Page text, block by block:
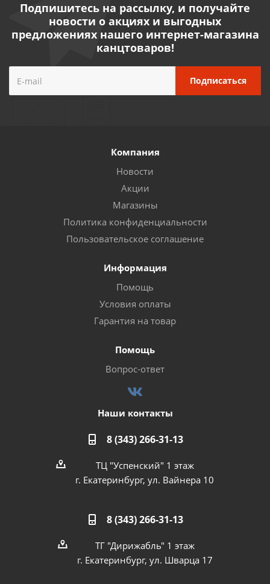
Подпишитесь на рассылку, и получайте
новости о акциях и выгодных
предложениях нашего интернет-магазина
канцтоваров!
Компания
Новости
Акции
Магазины
Политика конфиденциальности
Пользовательское соглашение
Информация
Помощь
Условия оплаты
Гарантия на товар
Помощь
Вопрос-ответ
Наши контакты
8 (343) 266-31-13
ТЦ "Успенский" 1 этаж
г. Екатеринбург, ул. Вайнера 10
8 (343) 266-31-13
ТГ "Дирижабль" 1 этаж
г. Екатеринбург, ул. Шварца 17